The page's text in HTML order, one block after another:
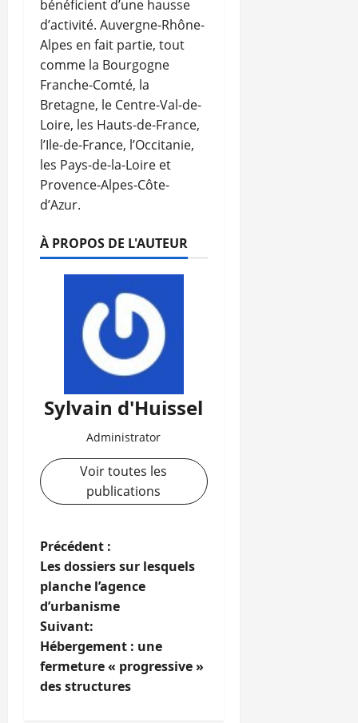
bénéficient d’une hausse
d’activité. Auvergne-Rhône-
Alpes en fait partie, tout
comme la Bourgogne
Franche-Comté, la
Bretagne, le Centre-Val-de-
Loire, les Hauts-de-France,
l’Ile-de-France, l’Occitanie,
les Pays-de-la-Loire et
Provence-Alpes-Côte-
d’Azur.
À PROPOS DE L'AUTEUR
Sylvain d'Huissel
Administrator
Voir toutes les
publications
N
a
v
i
g
Précédent :
Les dossiers sur lesquels
planche l’agence
d’urbanisme
Suivant:
Hébergement : une
fermeture « progressive »
des structures